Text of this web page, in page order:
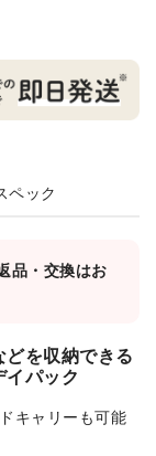
ペック
品・交換はお
を収納できる
イパック
キャリーも可能